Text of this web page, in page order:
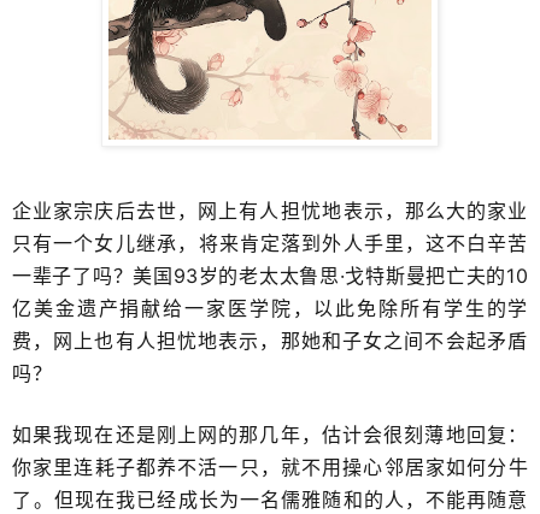
企业家宗庆后去世，网上有人​担忧地表示，那么大的家业
只有一个女儿继承，​将来肯定落到外人手里，这不白辛苦
一辈子了吗？美国93岁的老太太鲁思·戈特斯曼把亡夫的10
亿美金遗产捐献给一家医学院，以此免除所有学生的学
费，网上也有人担忧地表示，那她和子女之间不会起​矛盾
吗？
如果我现在还是刚上网的那几年，估计会很刻薄地​回复：
你家里连耗子都养不活一只，就不用操心邻居家如何分牛
了​。但现在我已经成长为一名儒雅随和的人，不能再随意